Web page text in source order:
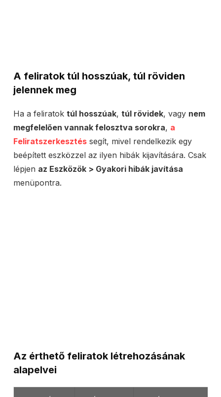
A feliratok túl hosszúak, túl röviden
jelennek meg
Ha a feliratok túl hosszúak, túl rövidek, vagy nem
megfelelően vannak felosztva sorokra, a
Feliratszerkesztés segít, mivel rendelkezik egy
beépített eszközzel az ilyen hibák kijavítására. Csak
lépjen az Eszközök > Gyakori hibák javítása
menüpontra.
Az érthető feliratok létrehozásának
alapelvei